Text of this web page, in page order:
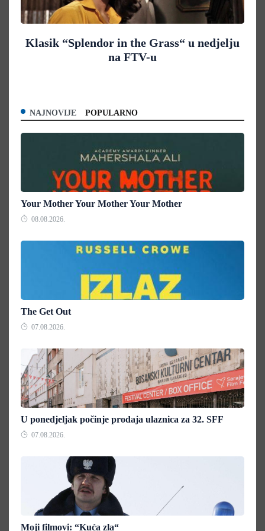
Klasik “Splendor in the Grass“ u nedjelju
na FTV-u
NAJNOVIJE POPULARNO
Your Mother Your Mother Your Mother
08.08.2026.
The Get Out
07.08.2026.
U ponedjeljak počinje prodaja ulaznica za 32. SFF
07.08.2026.
Moji filmovi: “Kuća zla“